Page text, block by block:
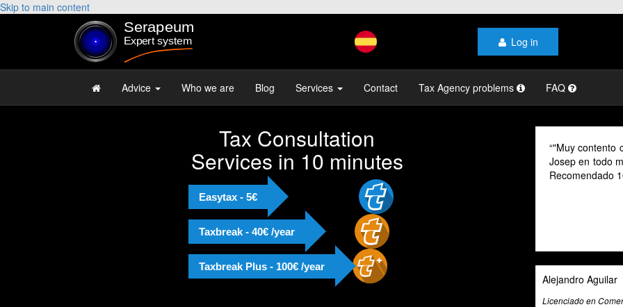
Skip to main content
Log in
Advice Who we are Blog Services Contact Tax Agency problems FAQ
Tax Consultation
Services in 10 minutes
Easytax - 5€
Taxbreak - 40€ /year
Taxbreak Plus - 100€ /year
"Muy contento con el
Josep en todo momento, mi
Recomendado 100% "
Alejandro Aguilar
Licenciado en Comercio Internacional